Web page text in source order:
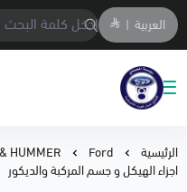
العربية |
متجر المحمادي لقطع
الرئيسية Ford
HUMMER
اجزاء الهيكل و جسم المركبة والديكور